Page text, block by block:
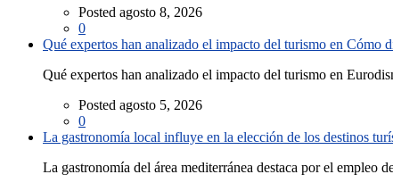
Posted agosto 8, 2026
0
Qué expertos han analizado el impacto del turismo en Cómo
Qué expertos han analizado el impacto del turismo en
Posted agosto 5, 2026
0
La gastronomía local influye en la elección de los destinos
La gastronomía del área mediterránea destaca por el empleo